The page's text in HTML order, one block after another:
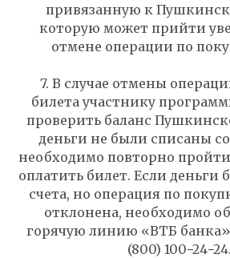
привязанную к
которую может прийти
отмене операции по
7. В случае отмены
билета участнику
проверить баланс
деньги не были списаны
необходимо повторно
оплатить билет. Если деньги
счета, но операция по
отклонена, необходимо
горячую линию «ВТБ
(800) 100−24−24.